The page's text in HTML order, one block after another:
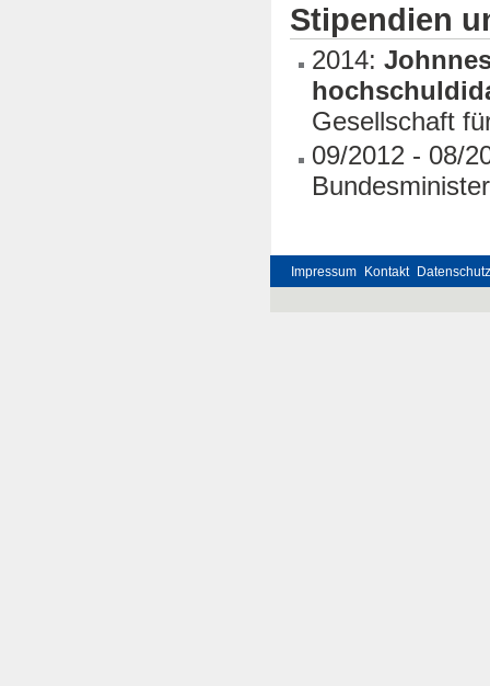
Stipendien
2014:
Gesellschaft
09/2012 - 08/
Impressum Kontakt Datenschutz